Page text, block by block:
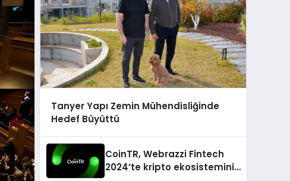
Tanyer Yapı Zemin Mühendisliğinde
Hedef Büyüttü
CoinTR, Webrazzi Fintech
2024’te kripto ekosisteminin